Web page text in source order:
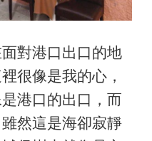
對港口出口的地
很像是我的心，
港口的出口，而
然這是海卻寂靜